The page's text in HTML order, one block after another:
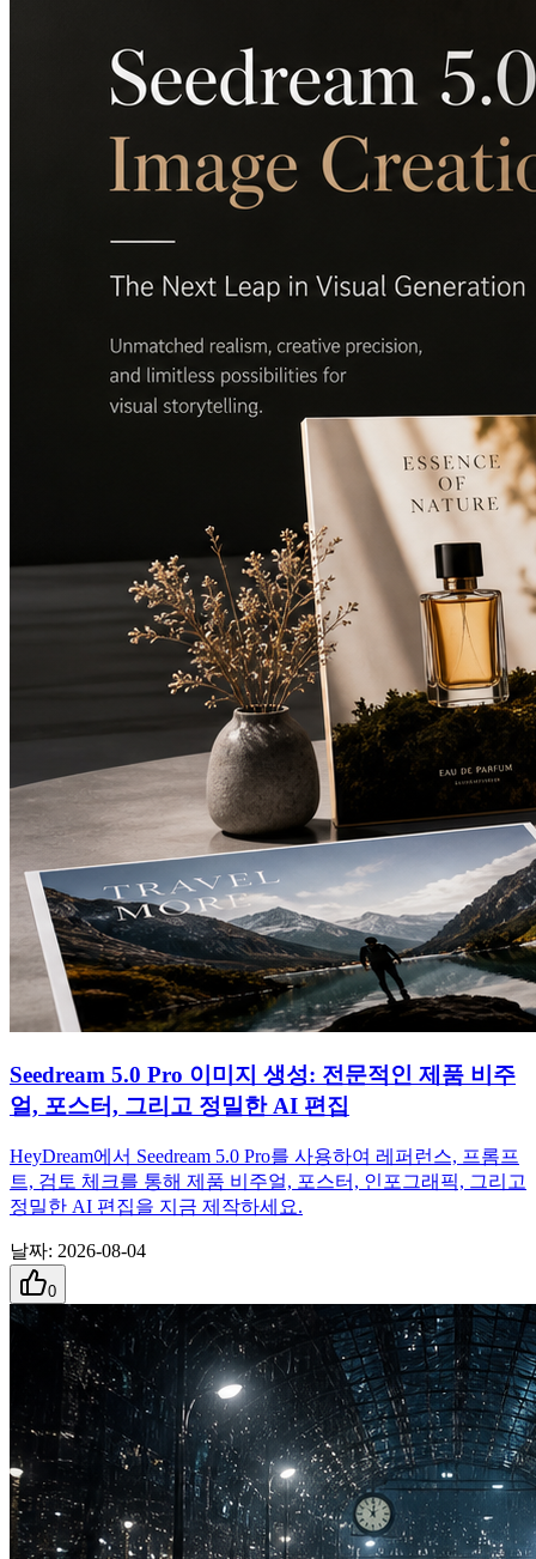
Seedream 5.0 Pro 이미지 생성: 전문적인 제품 비주
얼, 포스터, 그리고 정밀한 AI 편집
HeyDream에서 Seedream 5.0 Pro를 사용하여 레퍼런스, 프롬프
트, 검토 체크를 통해 제품 비주얼, 포스터, 인포그래픽, 그리고
정밀한 AI 편집을 지금 제작하세요.
날짜: 2026-08-04
0